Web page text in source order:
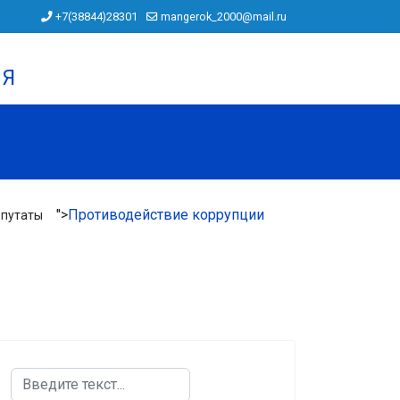
+7(38844)28301 mangerok_2000@mail.ru
">Противодействие коррупции
Поиск